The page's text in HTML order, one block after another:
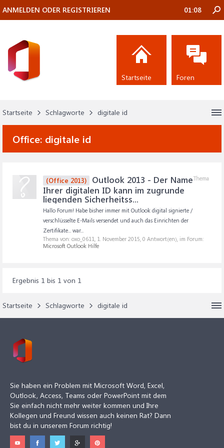
Startseite Schlagworte digitale id
Office: digitale id
Thema
(Office 2013)
Outlook 2013 - Der Name
Ihrer digitalen ID kann im zugrunde
liegenden Sicherheitss...
Hallo Forum! Habe bisher immer mit Outlook digital signierte /
verschlüsselte E-Mails versendet und auch das Einrichten der
Zertifikate... war...
Thema von: oxo_0611, 1. November 2015, 0 Antwort(en), im Forum:
Microsoft Outlook Hilfe
Ergebnis 1 bis 1 von 1
Startseite Schlagworte digitale id
ANMELDEN ODER REGISTRIEREN 01:08
Startseite Foren
Sie haben ein Problem mit Microsoft Word, Excel,
Outlook, Access, Teams oder PowerPoint mit dem
Sie einfach nicht mehr weiter kommen und Ihre
Kollegen und Freund wissen auch keinen Rat? Dann
bist du in unserem Forum richtig!